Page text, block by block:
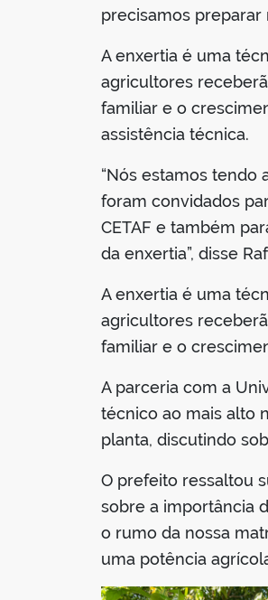
precisamos preparar
A enxertia é uma
agricultores
familiar e o
assistência técnica.
“Nós estamos tendo
foram convidados
CETAF e também
da enxertia”, disse
A enxertia é uma
agricultores
familiar e o
A parceria com a
técnico ao mais alto
planta, discutindo
O prefeito ressaltou
sobre a importância
o rumo da nossa
uma potência